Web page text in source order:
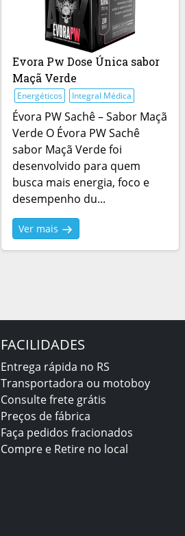
Evora Pw Dose Única sabor
Maçã Verde
Energéticos Integral Médica
Évora PW Sachê – Sabor Maçã
Verde O Évora PW Sachê
sabor Maçã Verde foi
desenvolvido para quem
busca mais energia, foco e
desempenho du...
Ver mais
FACILIDADES
Entrega rápida no RS
Transportadora ou motoboy
Consulte frete grátis
Preços de fábrica
Faça pedidos fracionados
Compre e Retire no local